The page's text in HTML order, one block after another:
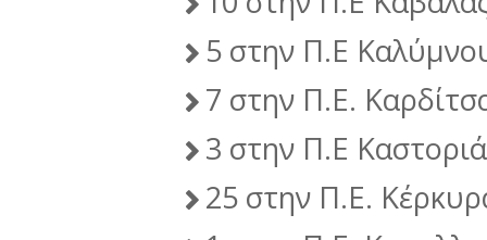
5 στην Π.Ε
7 στην Π.Ε.
3 στην Π.Ε
25 στην Π.Ε.